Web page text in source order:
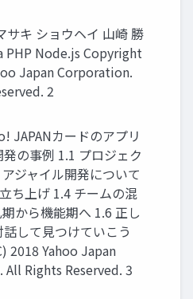
サキ ショウヘイ 山崎 勝
PHP Node.js Copyright
Japan Corporation.
2
JAPANカードのアプリ
の事例 1.1 プロジェク
ジャイル開発について
ち上げ 1.4 チームの混
から機能期へ 1.6 正し
して見つけていこう
2018 Yahoo Japan
Rights Reserved. 3